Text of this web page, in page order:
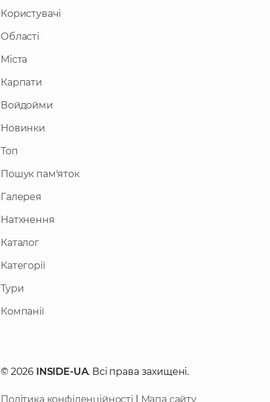
Користувачі
Області
Міста
Карпати
Войдойми
Новинки
Топ
Пошук пам'яток
Галерея
Натхнення
Каталог
Категорії
Тури
Компанії
© 2026 INSIDE-UA. Всі права захищені.
Політика конфіденційності Мапа сайту